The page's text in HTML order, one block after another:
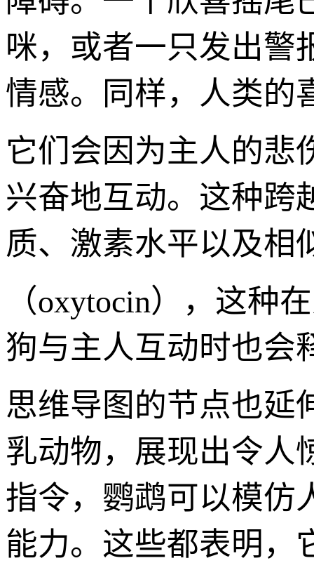
咪，或者一只发出警
情感。同样，人类的
它们会因为主人的悲
兴奋地互动。这种跨
质、激素水平以及相
（oxytocin），这种
狗与主人互动时也会
思维导图的节点也延
乳动物，展现出令人
指令，鹦鹉可以模仿
能力。这些都表明，